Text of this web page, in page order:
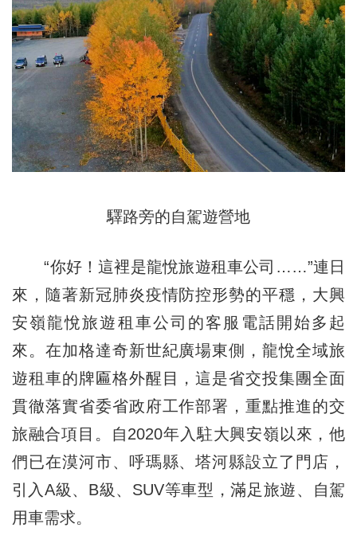
驛路旁的自駕遊營地
“你好！這裡是龍悅旅遊租車公司……”連日
來，隨著新冠肺炎疫情防控形勢的平穩，大興
安嶺龍悅旅遊租車公司的客服電話開始多起
來。在加格達奇新世紀廣場東側，龍悅全域旅
遊租車的牌匾格外醒目，這是省交投集團全面
貫徹落實省委省政府工作部署，重點推進的交
旅融合項目。自2020年入駐大興安嶺以來，他
們已在漠河市、呼瑪縣、塔河縣設立了門店，
引入A級、B級、SUV等車型，滿足旅遊、自駕
用車需求。